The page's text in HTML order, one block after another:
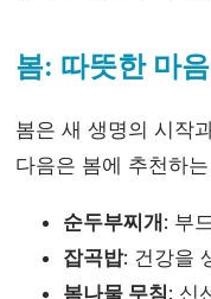
봄: 따뜻한 마
봄은 새 생명의 시작
다음은 봄에 추천하
순두부찌개: 부
잡곡밥: 건강을
봄나물 무침: 신